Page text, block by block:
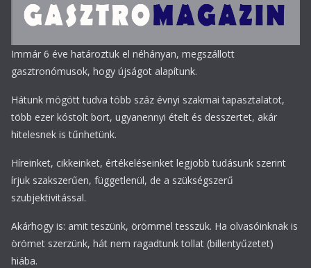
Immár 6 éve határoztuk el néhányan, megszállott
gasztronómusok, hogy újságot alapítunk.
Hátunk mögött tudva több száz évnyi szakmai tapasztalatot,
több ezer kóstolt bort, ugyanennyi ételt és desszertet, akár
hitelesnek is tűnhetünk.
Híreinket, cikkeinket, értékeléseinket legjobb tudásunk szerint
írjuk szakszerűen, függetlenül, de a szükségszerű
szubjektivitással.
Akárhogy is: amit teszünk, örömmel tesszük. Ha olvasóinknak is
örömet szerzünk, hát nem ragadtunk tollat (billentyűzetet)
hiába.